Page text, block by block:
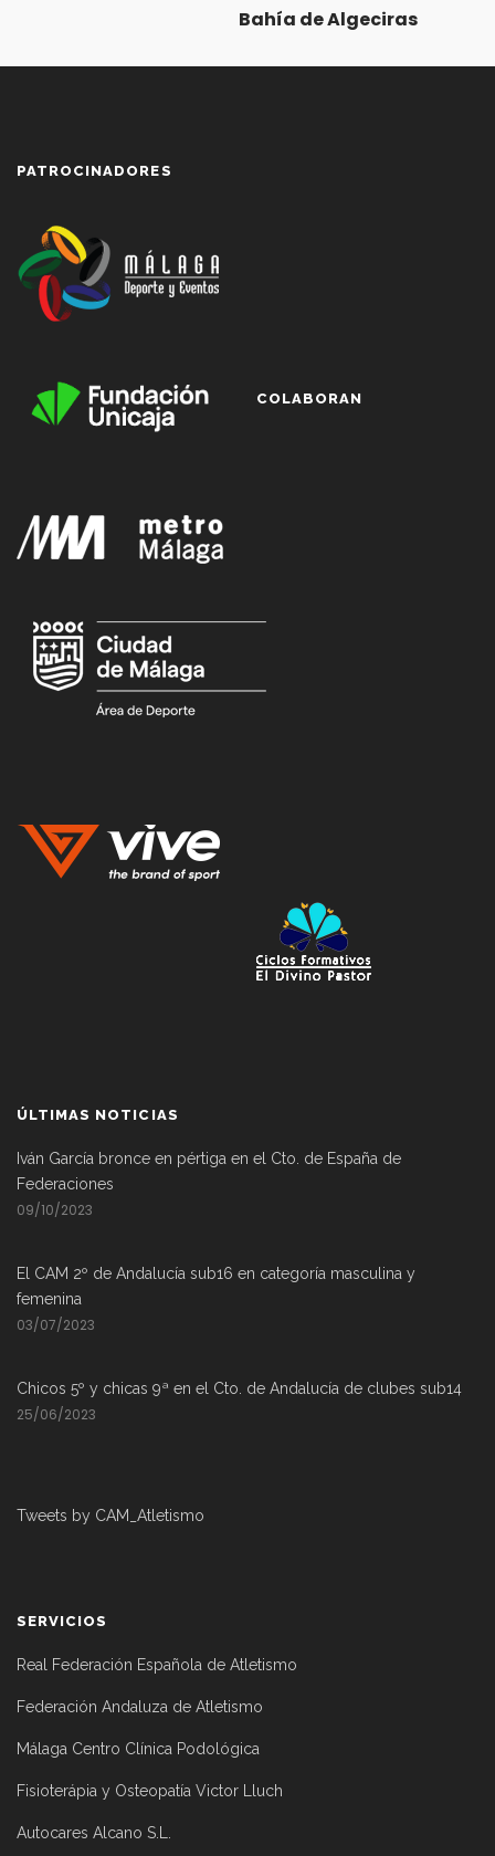
Bahía de Algeciras
PATROCINADORES
COLABORAN
ÚLTIMAS NOTICIAS
Iván García bronce en pértiga en el Cto. de España de
Federaciones
09/10/2023
El CAM 2º de Andalucía sub16 en categoría masculina y
femenina
03/07/2023
Chicos 5º y chicas 9ª en el Cto. de Andalucía de clubes sub14
25/06/2023
Tweets by CAM_Atletismo
SERVICIOS
Real Federación Española de Atletismo
Federación Andaluza de Atletismo
Málaga Centro Clínica Podológica
Fisioterápia y Osteopatía Victor Lluch
Autocares Alcano S.L.